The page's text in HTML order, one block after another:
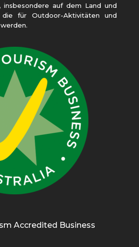
insbesondere auf dem Land und
die für Outdoor-Aktivitäten und